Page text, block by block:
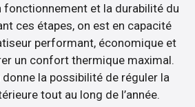
fonctionnement et la durabilité du
ces étapes, on est en capacité
performant, économique et
un confort thermique maximal.
la possibilité de réguler la
tout au long de l’année.